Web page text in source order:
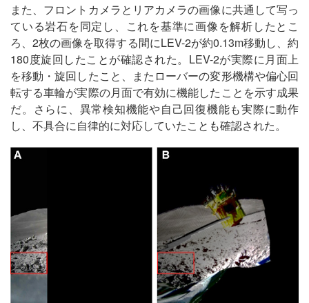
また、フロントカメラとリアカメラの画像に共通して写っ
ている岩石を同定し、これを基準に画像を解析したとこ
ろ、2枚の画像を取得する間にLEV-2が約0.13m移動し、約
180度旋回したことが確認された。LEV-2が実際に月面上
を移動・旋回したこと、またローバーの変形機構や偏心回
転する車輪が実際の月面で有効に機能したことを示す成果
だ。さらに、異常検知機能や自己回復機能も実際に動作
し、不具合に自律的に対応していたことも確認された。